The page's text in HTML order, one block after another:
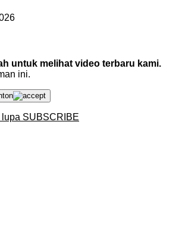
untuk melihat video terbaru kami.
ini.
SUBSCRIBE